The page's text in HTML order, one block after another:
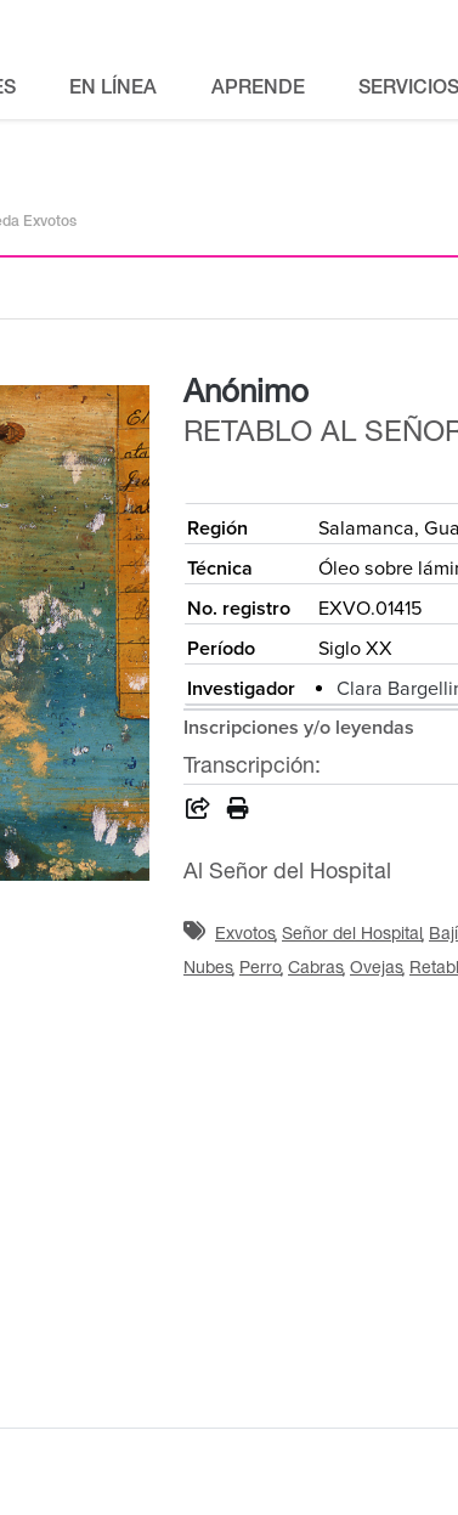
EN LÍNEA APRENDE SERVICIOS
Exvotos
Anónimo
RETABLO AL
Región
Salamanca,
Técnica
Óleo sobre
No. registro
EXVO.01415
Período
Siglo XX
Investigador
Clara
Inscripciones y/o leyendas
Transcripción:
Al Señor del Hospital
Exvotos Señor del Hospital
Nubes Perro Cabras Ovejas